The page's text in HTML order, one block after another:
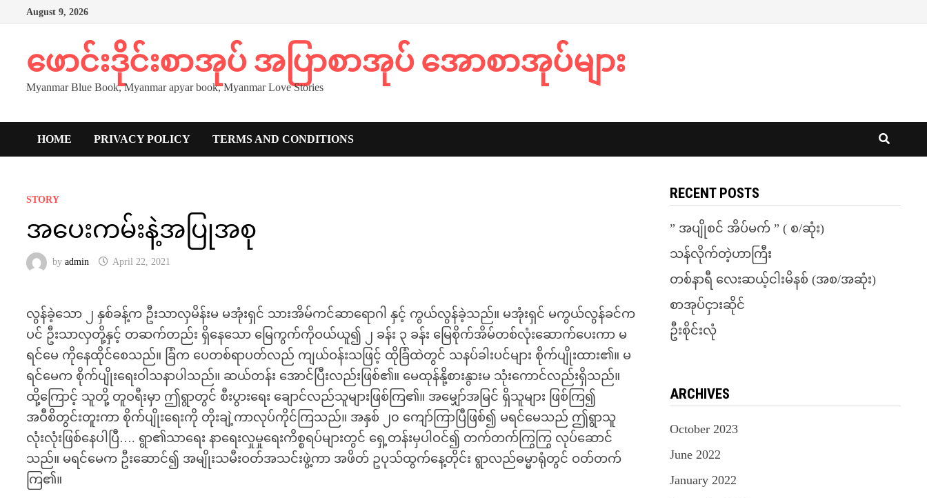
August 9, 2026
ဖောင်းဒိုင်းစာအုပ် အပြာစာအုပ် အောစာအုပ်များ
Myanmar Blue Book, Myanmar apyar book, Myanmar Love Stories
HOME PRIVACY POLICY TERMS AND CONDITIONS
STORY
အပေးကမ်းနဲ့အပြုအစု
byadmin April 22, 2021
လွန်ခဲ့သော ၂ နှစ်ခန့်က ဦးသာလှမိန်းမ မအုံးရှင် သားအိမ်ကင်ဆာရောဂါ နှင့် ကွယ်လွန်ခဲ့သည်။ မအုံးရှင် မကွယ်လွန်ခင်က
ပင် ဦးသာလှတို့နှင့် တဆက်တည်း ရှိနေသော မြေကွက်ကိုဝယ်ယူ၍ ၂ ခန်း ၃ ခန်း မြေစိုက်အိမ်တစ်လုံးဆောက်ပေးကာ မ
ရင်မေ ကိုနေထိုင်စေသည်။ ခြံက ပေတစ်ရာပတ်လည် ကျယ်ဝန်းသဖြင့် ထိုခြံထဲတွင် သနပ်ခါးပင်များ စိုက်ပျိုးထား၏။ မ
ရင်မေက စိုက်ပျိုးရေးဝါသနာပါသည်။ ဆယ်တန်း အောင်ပြီးလည်းဖြစ်၏။ မေထုန်နို့စားနွားမ သုံးကောင်လည်းရှိသည်။
ထို့ကြောင့် သူတို့ တူဝရီးမှာ ဤရွာတွင် စီးပွားရေး ချောင်လည်သူများဖြစ်ကြ၏။ အမျှော်အမြင် ရှိသူများ ဖြစ်ကြ၍
အဝီစိတွင်းတူးကာ စိုက်ပျိုးရေးကို တိုးချဲ့ကာလုပ်ကိုင်ကြသည်။ အနှစ် ၂၀ ကျော်ကြာပြီဖြစ်၍ မရင်မေသည် ဤရွာသူ
လုံးလုံးဖြစ်နေပါပြီ…. ရွာ၏သာရေး နာရေးလှုမှုရေးကိစ္စရပ်များတွင် ရှေ့တန်းမှပါဝင်၍ တက်တက်ကြွကြွ လုပ်ဆောင်
သည်။ မရင်မေက ဦးဆောင်၍ အမျိုးသမီးဝတ်အသင်းဖွဲ့ကာ အဖိတ် ဥပုသ်ထွက်နေ့တိုင်း ရွာလည်ဓမ္မာရုံတွင် ဝတ်တက်
ကြ၏။
RECENT POSTS
” အပျိုစင် အိပ်မက် ” ( စ/ဆုံး)
သန်လိုက်တဲ့ဟာကြီး
တစ်နာရီ လေးဆယ့်ငါးမိနစ် (အစ/အဆုံး)
စာအုပ်ငှားဆိုင်
ဦးစိုင်းလုံ
ARCHIVES
October 2023
June 2022
January 2022